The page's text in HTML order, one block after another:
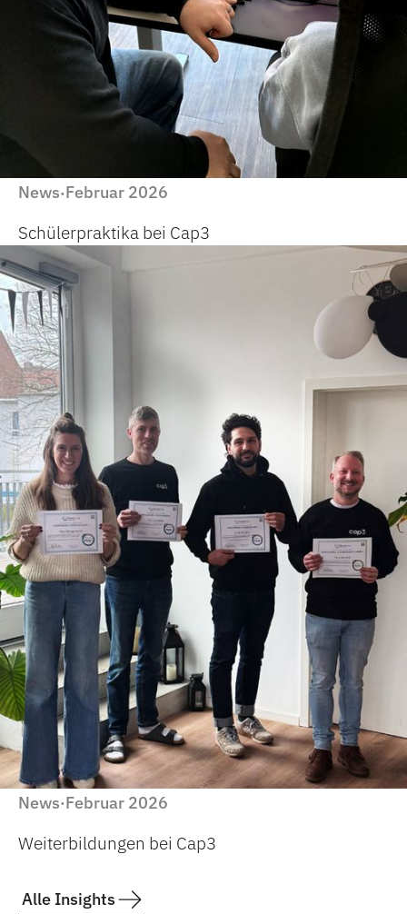
News·Februar 2026
Schülerpraktika bei Cap3
News·Februar 2026
Weiterbildungen bei Cap3
Alle Insights